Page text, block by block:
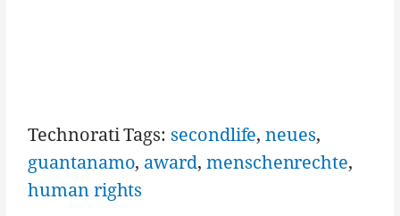
Technorati Tags: secondlife,neues,
guantanamo, award, menschenrechte,
human rights